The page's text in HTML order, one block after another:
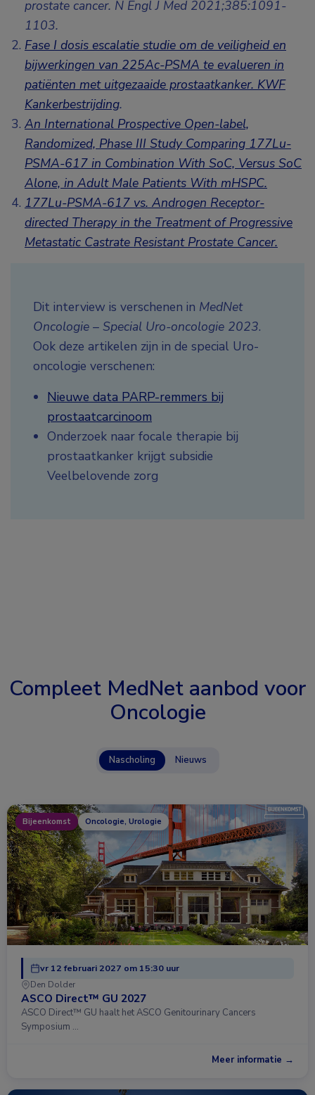
prostate cancer. N Engl J Med 2021;385:1091-
1103.
Fase I dosis escalatie studie om de veiligheid en
bijwerkingen van 225Ac-PSMA te evalueren in
patiënten met uitgezaaide prostaatkanker. KWF
Kankerbestrijding.
An International Prospective Open-label,
Randomized, Phase III Study Comparing 177Lu-
PSMA-617 in Combination With SoC, Versus SoC
Alone, in Adult Male Patients With mHSPC.
177Lu-PSMA-617 vs. Androgen Receptor-
directed Therapy in the Treatment of Progressive
Metastatic Castrate Resistant Prostate Cancer.
Dit interview is verschenen in MedNet
Oncologie – Special Uro-oncologie 2023.
Ook deze artikelen zijn in de special Uro-
oncologie verschenen:
Nieuwe data PARP-remmers bij
prostaatcarcinoom
Onderzoek naar focale therapie bij
prostaatkanker krijgt subsidie
Veelbelovende zorg
Compleet MedNet aanbod voor
Oncologie
Nascholing Nieuws
Bijeenkomst Oncologie, Urologie
vr 12 februari 2027 om 15:30 uur
Den Dolder
ASCO Direct™ GU 2027
ASCO Direct™ GU haalt het ASCO Genitourinary Cancers
Symposium …
Meer informatie →